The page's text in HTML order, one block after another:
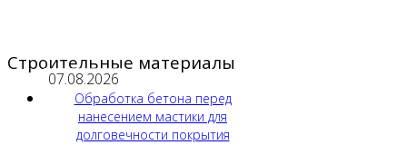
Строительные материалы
07.08.2026
Обработка бетона перед
нанесением мастики для
долговечности покрытия